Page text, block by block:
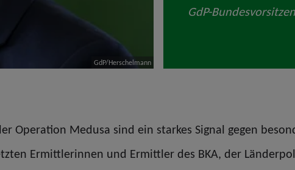
GdP/Herschelmann
GdP-
Operation Medusa sind ein starkes Signal gegen
Ermittlerinnen und Ermittler des BKA, der